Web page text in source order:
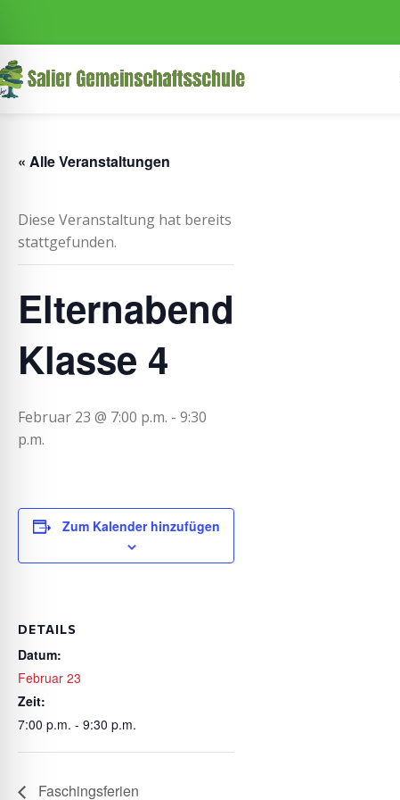
« Alle Veranstaltungen
Diese Veranstaltung hat bereits
stattgefunden.
Elternabend
Klasse 4
Februar 23 @ 7:00 p.m. - 9:30
p.m.
Zum Kalender hinzufügen
DETAILS
Datum:
Februar 23
Zeit:
7:00 p.m. - 9:30 p.m.
Faschingsferien